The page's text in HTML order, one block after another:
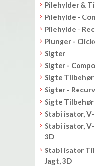
Pilehylder &
Pilehylde -
Pilehylde -
Plunger -
Sigter
Sigter -
Sigte Tilbehør
Sigter -
Sigte Tilbehør
Stabilisator,
Stabilisator,
3D
Stabilisator
Jagt, 3D